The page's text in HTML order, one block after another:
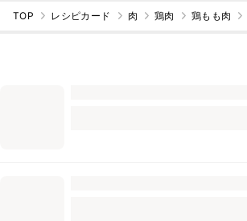
TOP レシピカード 肉 鶏肉 鶏もも肉